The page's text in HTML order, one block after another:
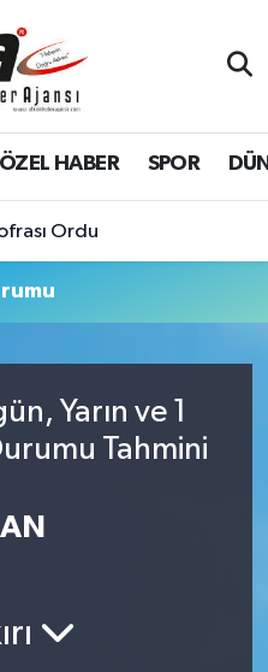
ÖZEL HABER SPOR
Ordu
Yarın ve 1
Tahmini